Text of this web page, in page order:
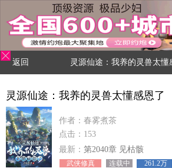
返回 灵源仙途：我养的灵兽太懂
灵源仙途：我养的灵兽太懂感恩了
作者：春雾煮茶
点击：153
最新： 第2040章 见枯骸
武侠修真 连载中 261.2万